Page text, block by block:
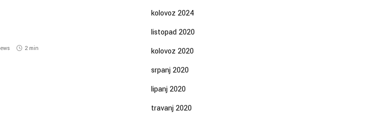
2 min
kolovoz 2024
listopad 2020
kolovoz 2020
srpanj 2020
lipanj 2020
travanj 2020